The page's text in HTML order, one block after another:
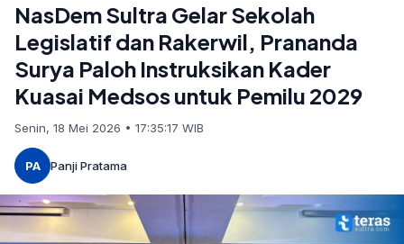
NasDem Sultra Gelar Sekolah
Legislatif dan Rakerwil, Prananda
Surya Paloh Instruksikan Kader
Kuasai Medsos untuk Pemilu 2029
Senin, 18 Mei 2026 • 17:35:17 WIB
PA Panji Pratama